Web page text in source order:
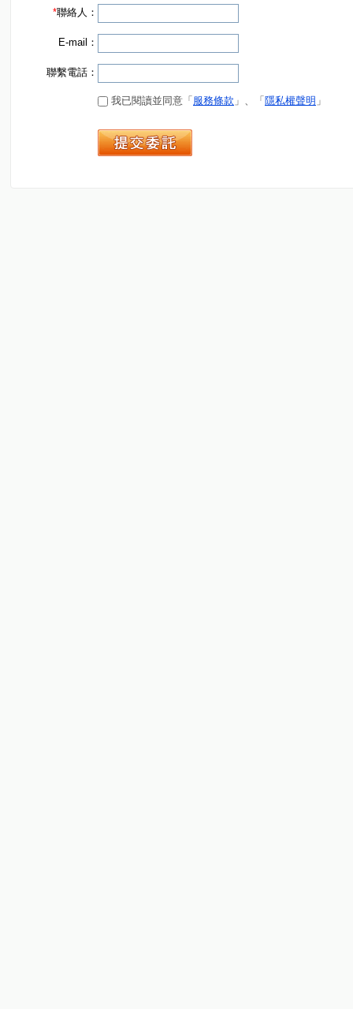
*聯絡人：
E-mail：
聯繫電話：
我已閱讀並同意「 服務條款 」、「 隱私權聲明 」